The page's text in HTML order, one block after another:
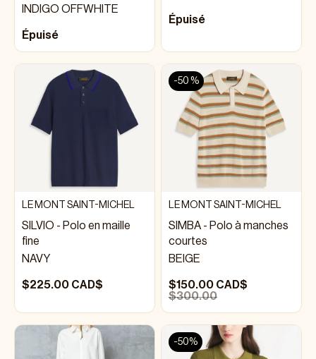
INDIGO OFFWHITE
Épuisé
Épuisé
LE MONT SAINT-MICHEL
SILVIO - Polo en maille
fine
NAVY
$225.00 CAD$
-50 %
LE MONT SAINT-MICHEL
SIMBA - Polo à manches
courtes
BEIGE
$150.00 CAD$
$300.00
-50%